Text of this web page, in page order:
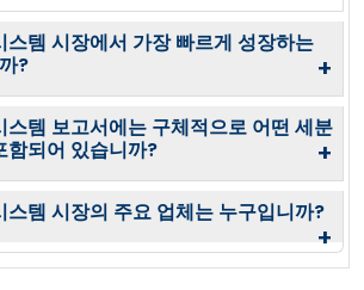
스템 시장에서 가장 빠르게 성장하는
?
+
스템 보고서에는 구체적으로 어떤 세분
함되어 있습니까?
+
스템 시장의 주요 업체는 누구입니까?
+